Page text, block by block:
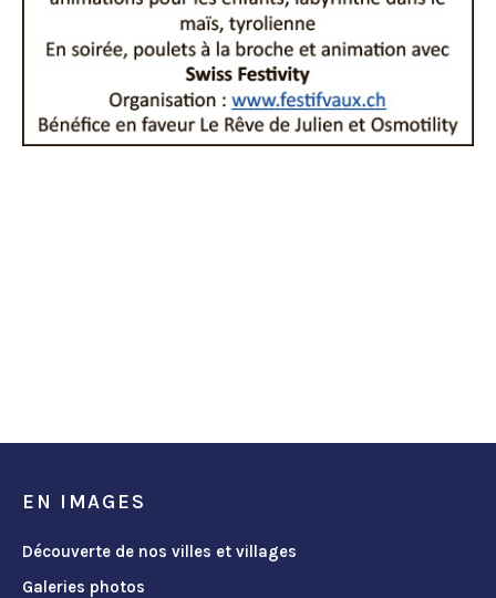
EN IMAGES
Découverte de nos villes et villages
Galeries photos